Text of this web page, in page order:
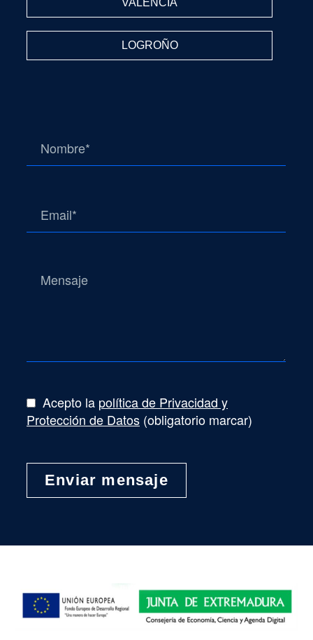
LOGROÑO
Acepto la política de Privacidad y
Protección de Datos (obligatorio marcar)